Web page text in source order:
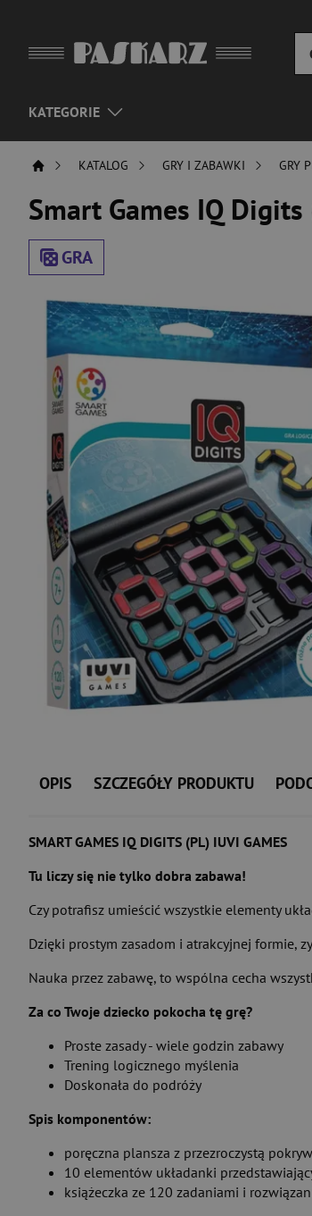
KATEGORIE
KATALOG GRY I ZABAWKI GRY
Smart Games IQ Digits
GRA
OPIS SZCZEGÓŁY PRODUKTU
SMART GAMES IQ DIGITS (PL) IUVI GAMES
Tu liczy się nie tylko dobra zabawa!
Czy potrafisz umieścić wszystkie elementy
Dzięki prostym zasadom i atrakcyjnej formie,
Nauka przez zabawę, to wspólna cecha
Za co Twoje dziecko pokocha tę grę?
Proste zasady - wiele godzin zabawy
Trening logicznego myślenia
Doskonała do podróży
Spis komponentów:
poręczna plansza z przezroczystą
10 elementów układanki
książeczka ze 120 zadaniami i